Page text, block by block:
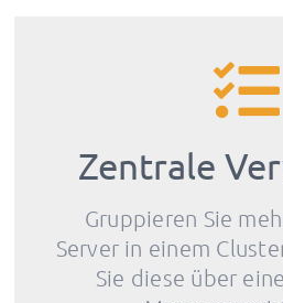
Zentrale
Gruppieren Sie
Server in einem
Sie diese über